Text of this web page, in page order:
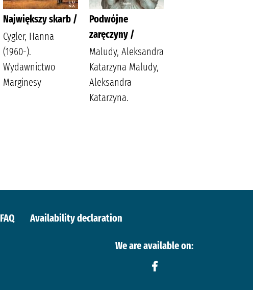
Największy skarb /
Cygler, Hanna
(1960-).
Wydawnictwo
Marginesy
Podwójne
zaręczyny /
Maludy, Aleksandra
Katarzyna Maludy,
Aleksandra
Katarzyna.
FAQ Availability declaration
We are available on: